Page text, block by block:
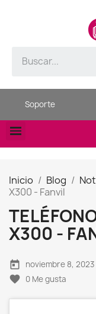
Soporte
Inicio Blog
X300 - Fanvil
X300 -
today noviembre 8, 2023
favorite 0 Me gusta